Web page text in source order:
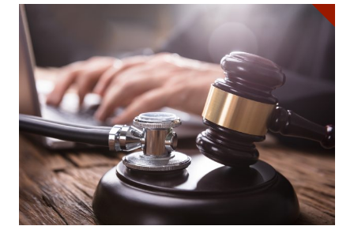
Pós-
graduação
em
Direito
Médico:
uma
oportunidade
para
advogados